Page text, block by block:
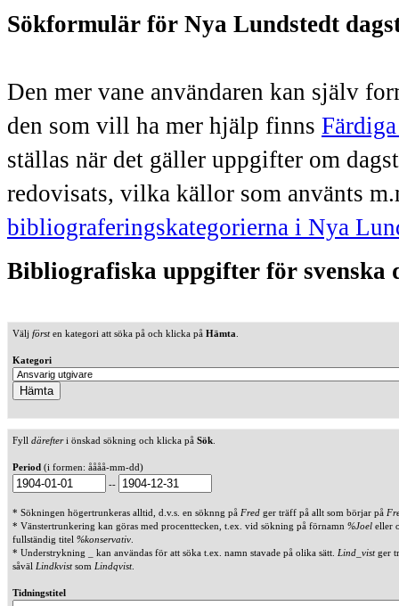
Sökformulär för Nya Lundstedt
Den mer vane användaren kan själv
den som vill ha mer hjälp finns
ställas när det gäller uppgifter om
redovisats, vilka källor som använts
bibliograferingskategorierna i Nya
Bibliografiska uppgifter för svenska
Välj försten kategori att söka på och klicka på Hämta
Kategori
Fyll därefteri önskad sökning och klicka på Sök
Period (i formen: åååå-mm-dd)
--
* Sökningen högertrunkeras alltid, d.v.s. en söknng på Fred ger träff på allt som börjar på
* Vänstertrunkering kan göras med procenttecken, t.ex. vid sökning på förnamn %Joel eller
fullständig titel %konservativ
* Understrykning _ kan användas för att söka t.ex. namn stavade på olika sätt. Lind_vistger
såväl Lindkvistsom Lindqvist.
Tidningstitel